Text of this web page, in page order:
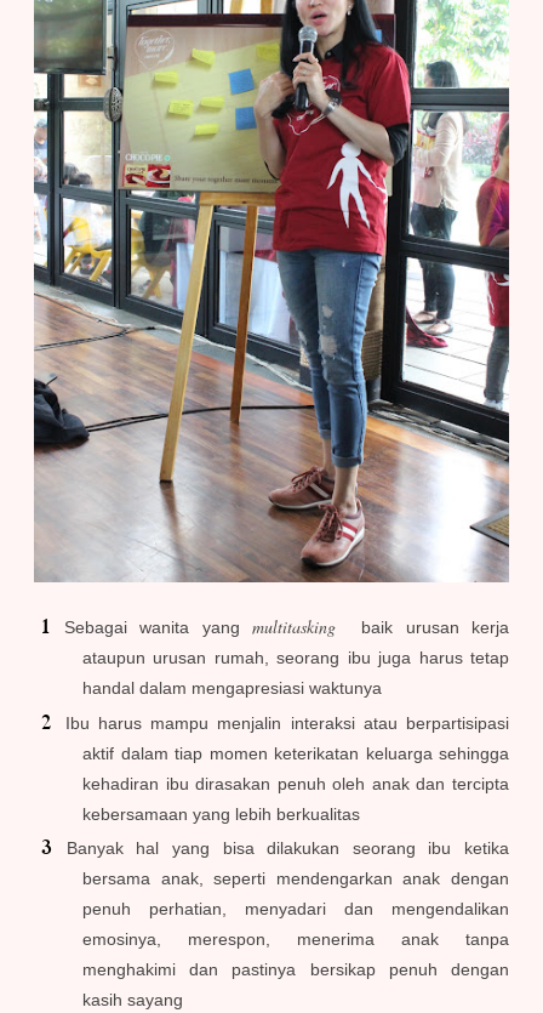
Sebagai wanita yangmultitasking
baik urusan kerja
ataupun urusan rumah, seorang ibu juga harus tetap
handal dalam mengapresiasi waktunya
Ibu harus mampu menjalin interaksi atau berpartisipasi
aktif dalam tiap momen keterikatan keluarga sehingga
kehadiran ibu dirasakan penuh oleh anak dan tercipta
kebersamaan yang lebih berkualitas
Banyak hal yang bisa dilakukan seorang ibu ketika
bersama anak, seperti mendengarkan anak dengan
penuh perhatian, menyadari dan mengendalikan
emosinya, merespon, menerima anak tanpa
menghakimi dan pastinya bersikap penuh dengan
kasih sayang